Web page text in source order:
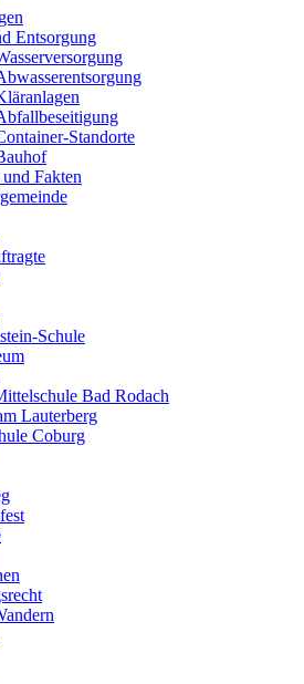
Entsorgung
Standorte
Fakten
Schule
Bad Rodach
Lauterberg
Coburg